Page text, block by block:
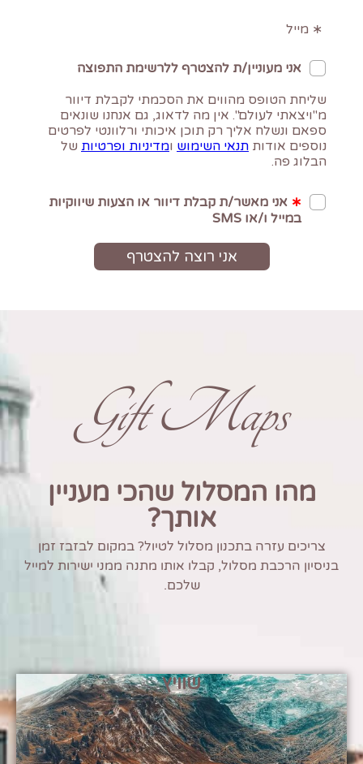
Gift Maps
מהו המסלול שהכי מעניין
אותך?
צריכים עזרה בתכנון מסלול לטיול? במקום לבזבז זמן
בניסיון הרכבת מסלול, קבלו אותו מתנה ממני ישירות למייל
שלכם.
שוויץ